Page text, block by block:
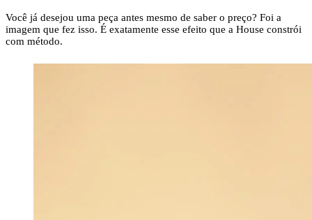
Você já desejou uma peça antes mesmo de saber o preço? Foi a
imagem que fez isso. É exatamente esse efeito que a House constrói
com método.